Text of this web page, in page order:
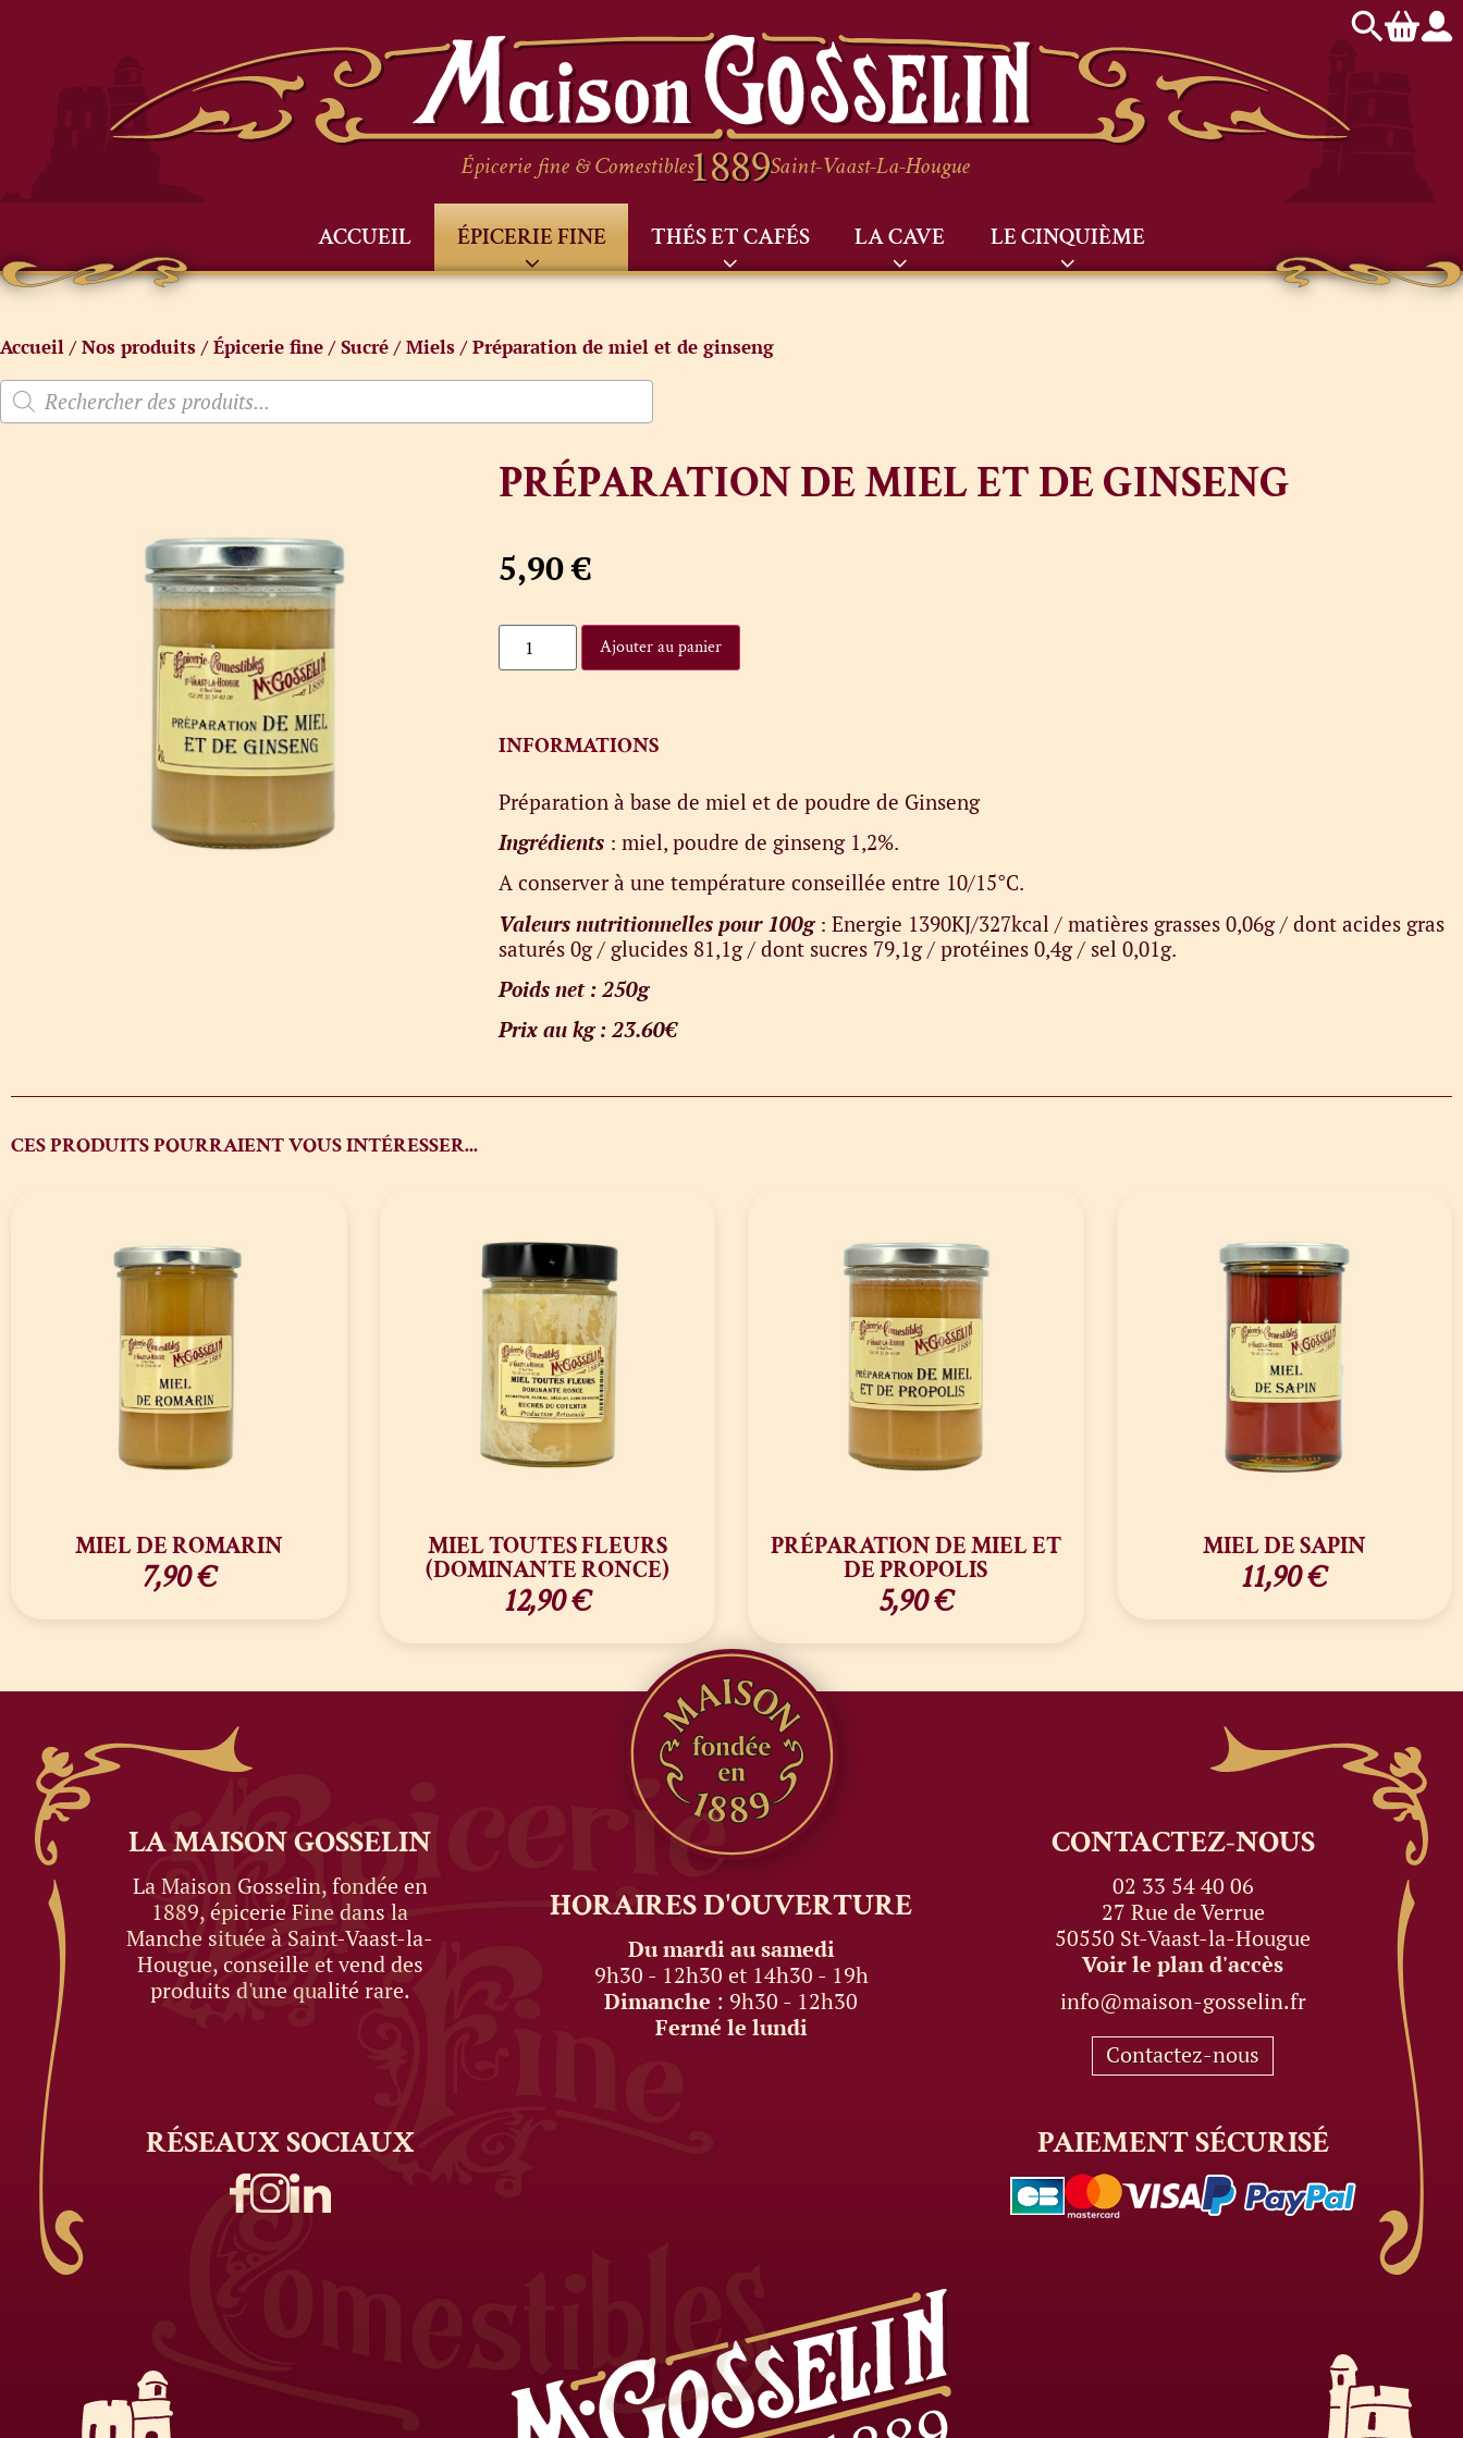
Épicerie fine & Comestibles Saint-Vaast-La-Hougue
ACCUEIL ÉPICERIE FINE THÉS ET CAFÉS LA CAVE LE CINQUIÈME
Accueil /Nos produits /Épicerie fine /Sucré /Miels / Préparation de miel et de ginseng
PRÉPARATION DE MIEL ET DE GINSENG
5,90€
Ajouter au panier
INFORMATIONS
Préparation à base de miel et de poudre de Ginseng
Ingrédients: miel, poudre de ginseng 1,2%.
A conserver à une température conseillée entre 10/15°C.
Valeurs nutritionnelles pour 100g: Energie 1390KJ/327kcal / matières grasses 0,06g / dont acides gras
saturés 0g / glucides 81,1g / dont sucres 79,1g / protéines 0,4g / sel 0,01g.
Poids net : 250g
Prix au kg : 23.60€
CES PRODUITS POURRAIENT VOUS INTÉRESSER...
MIEL DE ROMARIN
7,90€
MIEL TOUTES FLEURS
(DOMINANTE RONCE)
12,90€
PRÉPARATION DE MIEL ET
DE PROPOLIS
5,90€
MIEL DE SAPIN
11,90€
LA MAISONGOSSELIN
La Maison Gosselin, fondée en
1889, épicerie Fine dans la
Manche située à Saint-Vaast-la-
Hougue, conseille et vend des
produits d'une qualité rare.
HORAIRESD'OUVERTURE
Du mardi au samedi
9h30 - 12h30 et 14h30 - 19h
Dimanche : 9h30 - 12h30
Fermé le lundi
CONTACTEZ-NOUS
02 33 54 40 06
27 Rue de Verrue
50550 St-Vaast-la-Hougue
Voir le plan d'accès
info@maison-gosselin.fr
Contactez-nous
RÉSEAUXSOCIAUX PAIEMENTSÉCURISÉ